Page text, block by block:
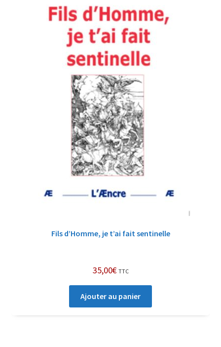
Fils d’Homme, je t’ai fait sentinelle
35,00€ TTC
Ajouter au panier